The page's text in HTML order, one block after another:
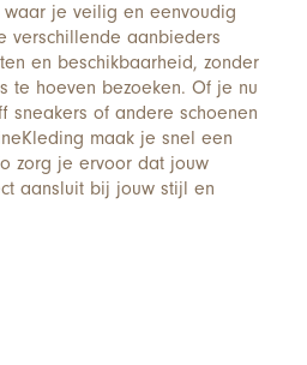
je veilig en eenvoudig
verschillende aanbieders
en beschikbaarheid, zonder
te hoeven bezoeken. Of je nu
sneakers of andere schoenen
maak je snel een
zorg je ervoor dat jouw
aansluit bij jouw stijl en